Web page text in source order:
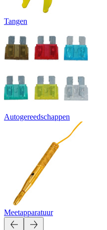
Tangen
Autogereedschappen
Meetapparatuur